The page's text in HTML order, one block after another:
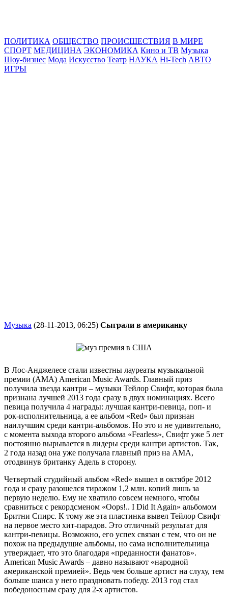
ПОЛИТИКА ОБЩЕСТВО ПРОИСШЕСТВИЯ В МИРЕ
СПОРТ МЕДИЦИНА ЭКОНОМИКА Кино и ТВ Музыка
Шоу-бизнес Мода Искусство Театр НАУКА Hi-Tech АВТО
ИГРЫ
Музыка (28-11-2013, 06:25) Сыграли в американку
В Лос-Анджелесе стали известны лауреаты музыкальной
премии (АМА) American Music Awards. Главный приз
получила звезда кантри – музыки Тейлор Свифт, которая была
признана лучшей 2013 года сразу в двух номинациях. Всего
певица получила 4 награды: лучшая кантри-певица, поп- и
рок-исполнительница, а ее альбом «Red» был признан
наилучшим среди кантри-альбомов. Но это и не удивительно,
с момента выхода второго альбома «Fearless», Свифт уже 5 лет
постоянно вырывается в лидеры среди кантри артистов. Так,
2 года назад она уже получала главный приз на АМА,
отодвинув британку Адель в сторону.
Четвертый студийный альбом «Red» вышел в октябре 2012
года и сразу разошелся тиражом 1,2 млн. копий лишь за
первую неделю. Ему не хватило совсем немного, чтобы
сравниться с рекордсменом «Oops!.. I Did It Again» альбомом
Бритни Спирс. К тому же эта пластинка вывел Тейлор Свифт
на первое место хит-парадов. Это отличный результат для
кантри-певицы. Возможно, его успех связан с тем, что он не
похож на предыдущие альбомы, но сама исполнительница
утверждает, что это благодаря «преданности фанатов».
American Music Awards – давно называют «народной
американской премией». Ведь чем больше артист на слуху, тем
больше шанса у него праздновать победу. 2013 год стал
победоносным сразу для 2-х артистов.